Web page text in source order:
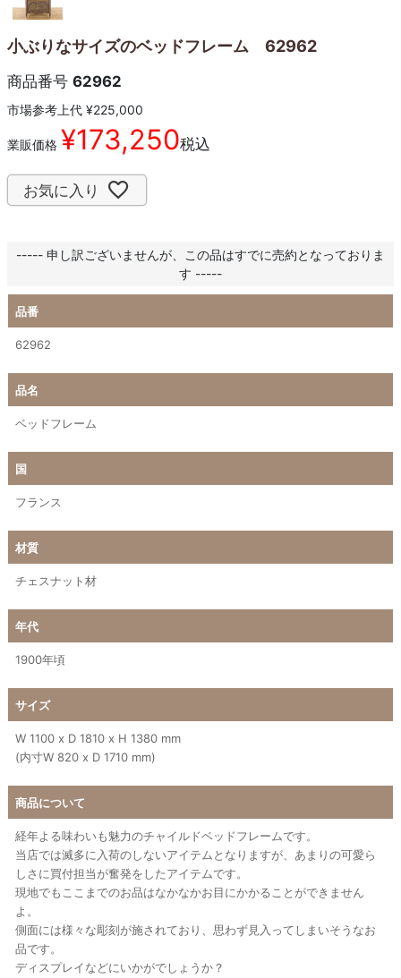
小ぶりなサイズのベッドフレーム 62962
商品番号 62962
市場参考上代 ¥225,000
業販価格 ¥173,250税込
お気に入り
----- 申し訳ございませんが、この品はすでに売約となっておりま
す -----
品番
62962
品名
ベッドフレーム
国
フランス
材質
チェスナット材
年代
1900年頃
サイズ
W 1100 x D 1810 x H 1380 mm
(内寸W 820 x D 1710 mm)
商品について
経年よる味わいも魅力のチャイルドベッドフレームです。
当店では滅多に入荷のしないアイテムとなりますが、あまりの可愛ら
しさに買付担当が奮発をしたアイテムです。
現地でもここまでのお品はなかなかお目にかかることができません
よ。
側面には様々な彫刻が施されており、思わず見入ってしまいそうなお
品です。
ディスプレイなどにいかがでしょうか？